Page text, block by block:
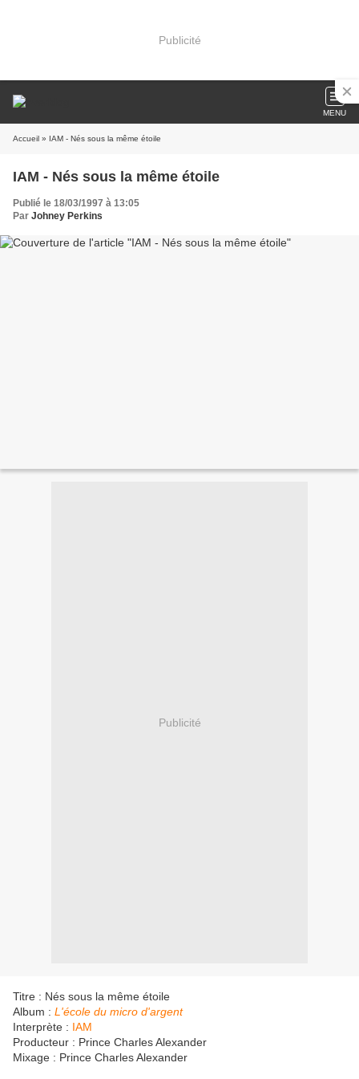
Publicité
MENU
Accueil » IAM - Nés sous la même étoile
IAM - Nés sous la même étoile
Publié le 18/03/1997 à 13:05
Par Johney Perkins
Publicité
Titre : Nés sous la même étoile
Album : L'école du micro d'argent
Interprète : IAM
Producteur : Prince Charles Alexander
Mixage : Prince Charles Alexander